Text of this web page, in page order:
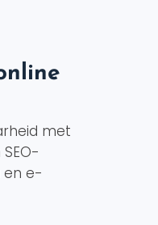
met
en e-